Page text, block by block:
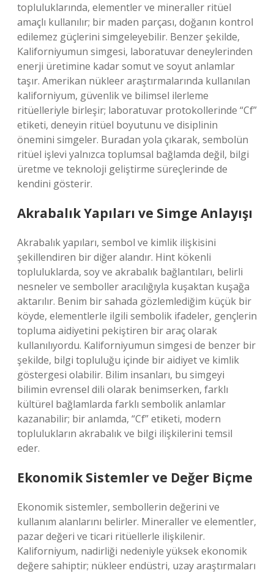
topluluklarında, elementler ve mineraller ritüel
amaçlı kullanılır; bir maden parçası, doğanın kontrol
edilemez güçlerini simgeleyebilir. Benzer şekilde,
Kaliforniyumun simgesi, laboratuvar deneylerinden
enerji üretimine kadar somut ve soyut anlamlar
taşır. Amerikan nükleer araştırmalarında kullanılan
kaliforniyum, güvenlik ve bilimsel ilerleme
ritüelleriyle birleşir; laboratuvar protokollerinde “Cf”
etiketi, deneyin ritüel boyutunu ve disiplinin
önemini simgeler. Buradan yola çıkarak, sembolün
ritüel işlevi yalnızca toplumsal bağlamda değil, bilgi
üretme ve teknoloji geliştirme süreçlerinde de
kendini gösterir.
Akrabalık Yapıları ve Simge Anlayışı
Akrabalık yapıları, sembol ve kimlik ilişkisini
şekillendiren bir diğer alandır. Hint kökenli
topluluklarda, soy ve akrabalık bağlantıları, belirli
nesneler ve semboller aracılığıyla kuşaktan kuşağa
aktarılır. Benim bir sahada gözlemlediğim küçük bir
köyde, elementlerle ilgili sembolik ifadeler, gençlerin
topluma aidiyetini pekiştiren bir araç olarak
kullanılıyordu. Kaliforniyumun simgesi de benzer bir
şekilde, bilgi topluluğu içinde bir aidiyet ve kimlik
göstergesi olabilir. Bilim insanları, bu simgeyi
bilimin evrensel dili olarak benimserken, farklı
kültürel bağlamlarda farklı sembolik anlamlar
kazanabilir; bir anlamda, “Cf” etiketi, modern
toplulukların akrabalık ve bilgi ilişkilerini temsil
eder.
Ekonomik Sistemler ve Değer Biçme
Ekonomik sistemler, sembollerin değerini ve
kullanım alanlarını belirler. Mineraller ve elementler,
pazar değeri ve ticari ritüellerle ilişkilenir.
Kaliforniyum, nadirliği nedeniyle yüksek ekonomik
değere sahiptir; nükleer endüstri, uzay araştırmaları